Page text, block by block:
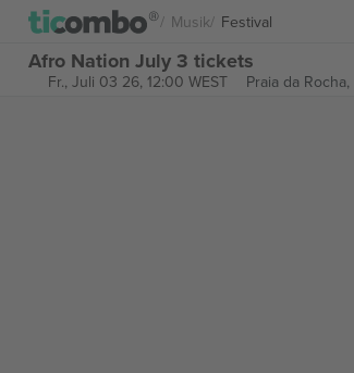
Musik Festival
Afro Nation July 3 tickets
Fr., Juli 03 26, 12:00 WEST Praia da Rocha,